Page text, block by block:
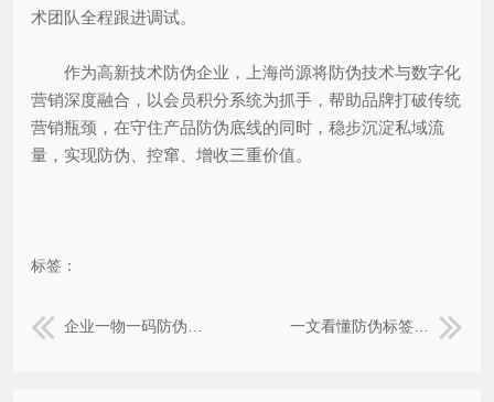
术团队全程跟进调试。
作为高新技术防伪企业，上海尚源将防伪技术与数字化
营销深度融合，以会员积分系统为抓手，帮助品牌打破传统
营销瓶颈，在守住产品防伪底线的同时，稳步沉淀私域流
量，实现防伪、控窜、增收三重价值。
标签：
企业一物一码防伪码定制完整流程 一文看懂防伪标签完整制作流程